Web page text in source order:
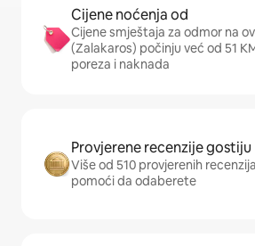
Cijene noćenja od
Cijene smještaja za odmor na
(Zalakaros) počinju već od 51
poreza i naknada
Provjerene recenzije gostiju
Više od 510 provjerenih
pomoći da odaberete